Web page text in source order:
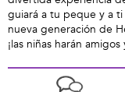
guiará a tu peque y a
nueva generación de
¡las niñas harán